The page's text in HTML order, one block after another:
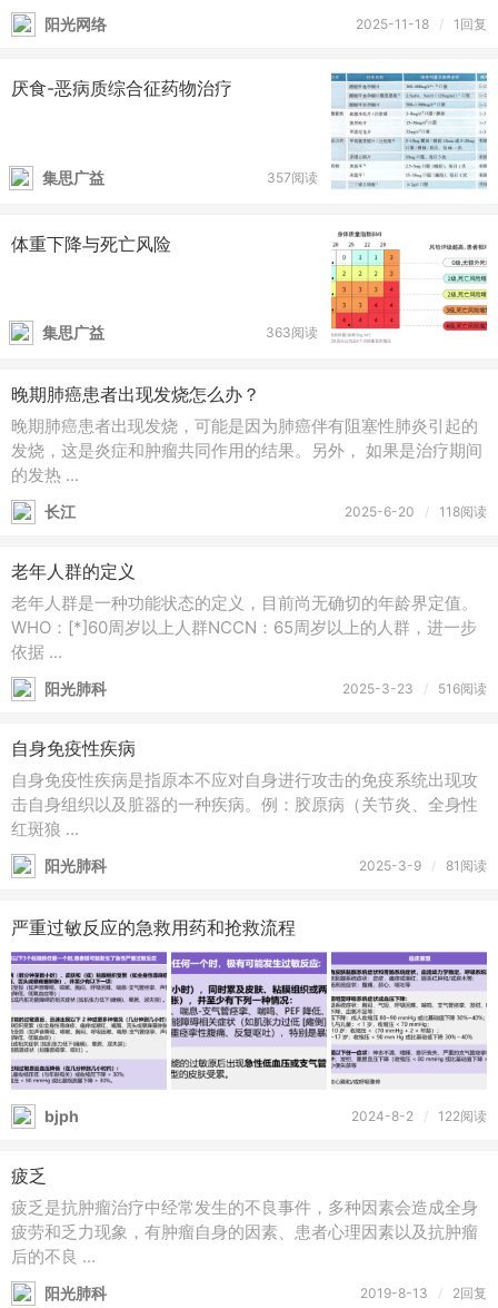
阳光网络 2025-11-18 / 1回复
厌食-恶病质综合征药物治疗
集思广益 357阅读
体重下降与死亡风险
集思广益 363阅读
晚期肺癌患者出现发烧怎么办？
晚期肺癌患者出现发烧，可能是因为肺癌伴有阻塞性肺炎引起的
发烧，这是炎症和肿瘤共同作用的结果。另外， 如果是治疗期间
的发热 ...
长江 2025-6-20 / 118阅读
老年人群的定义
老年人群是一种功能状态的定义，目前尚无确切的年龄界定值。
WHO：[*]60周岁以上人群NCCN：65周岁以上的人群，进一步
依据 ...
阳光肺科 2025-3-23 / 516阅读
自身免疫性疾病
自身免疫性疾病是指原本不应对自身进行攻击的免疫系统出现攻
击自身组织以及脏器的一种疾病。例：胶原病（关节炎、全身性
红斑狼 ...
阳光肺科 2025-3-9 / 81阅读
严重过敏反应的急救用药和抢救流程
bjph 2024-8-2 / 122阅读
疲乏
疲乏是抗肿瘤治疗中经常发生的不良事件，多种因素会造成全身
疲劳和乏力现象，有肿瘤自身的因素、患者心理因素以及抗肿瘤
后的不良 ...
阳光肺科 2019-8-13 / 2回复